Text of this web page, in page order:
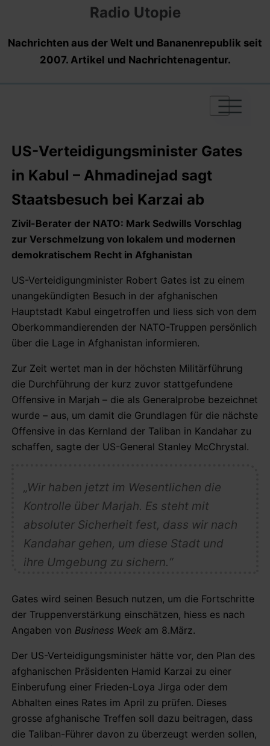
Radio Utopie
Nachrichten aus der Welt und Bananenrepublik seit
2007. Artikel und Nachrichtenagentur.
|
|
|
US-Verteidigungsminister Gates
in Kabul – Ahmadinejad sagt
Staatsbesuch bei Karzai ab
Zivil-Berater der NATO: Mark Sedwills Vorschlag
zur Verschmelzung von lokalem und modernen
demokratischem Recht in Afghanistan
US-Verteidigungminister Robert Gates ist zu einem
unangekündigten Besuch in der afghanischen
Hauptstadt Kabul eingetroffen und liess sich von dem
Oberkommandierenden der NATO-Truppen persönlich
über die Lage in Afghanistan informieren.
Zur Zeit wertet man in der höchsten Militärführung
die Durchführung der kurz zuvor stattgefundene
Offensive in Marjah – die als Generalprobe bezeichnet
wurde – aus, um damit die Grundlagen für die nächste
Offensive in das Kernland der Taliban in Kandahar zu
schaffen, sagte der US-General Stanley McChrystal.
„Wir haben jetzt im Wesentlichen die
Kontrolle über Marjah. Es steht mit
absoluter Sicherheit fest, dass wir nach
Kandahar gehen, um diese Stadt und
ihre Umgebung zu sichern.“
Gates wird seinen Besuch nutzen, um die Fortschritte
der Truppenverstärkung einschätzen, hiess es nach
Angaben von Business Week am 8.März.
Der US-Verteidigungsminister hätte vor, den Plan des
afghanischen Präsidenten Hamid Karzai zu einer
Einberufung einer Frieden-Loya Jirga oder dem
Abhalten eines Rates im April zu prüfen. Dieses
grosse afghanische Treffen soll dazu beitragen, dass
die Taliban-Führer davon zu überzeugt werden sollen,